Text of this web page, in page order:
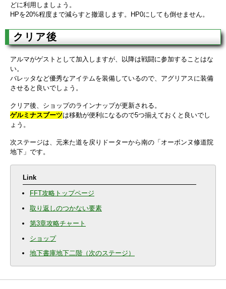
どに利用しましょう。
HPを20%程度まで減らすと撤退します。HP0にしても倒せません。
クリア後
アルマがゲストとして加入しますが、以降は戦闘に参加することはな
い。
バレッタなど優秀なアイテムを装備しているので、アグリアスに装備
させると良いでしょう。
クリア後、ショップのラインナップが更新される。
ゲルミナスブーツは移動が便利になるので5つ揃えておくと良いでし
ょう。
次ステージは、元来た道を戻りドーターから南の「オーボンヌ修道院
地下」です。
Link
FFT攻略トップページ
取り返しのつかない要素
第3章攻略チャート
ショップ
地下書庫地下二階（次のステージ）